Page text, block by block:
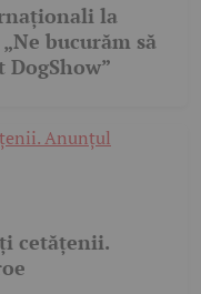
la
bucurăm să
cetățenii.